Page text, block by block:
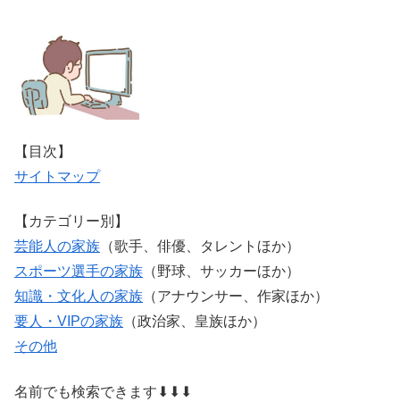
【目次】
サイトマップ
【カテゴリー別】
芸能人の家族 （歌手、俳優、タレントほか）
スポーツ選手の家族 （野球、サッカーほか）
知識・文化人の家族 （アナウンサー、作家ほか）
要人・VIPの家族 （政治家、皇族ほか）
その他
名前でも検索できます⬇⬇⬇